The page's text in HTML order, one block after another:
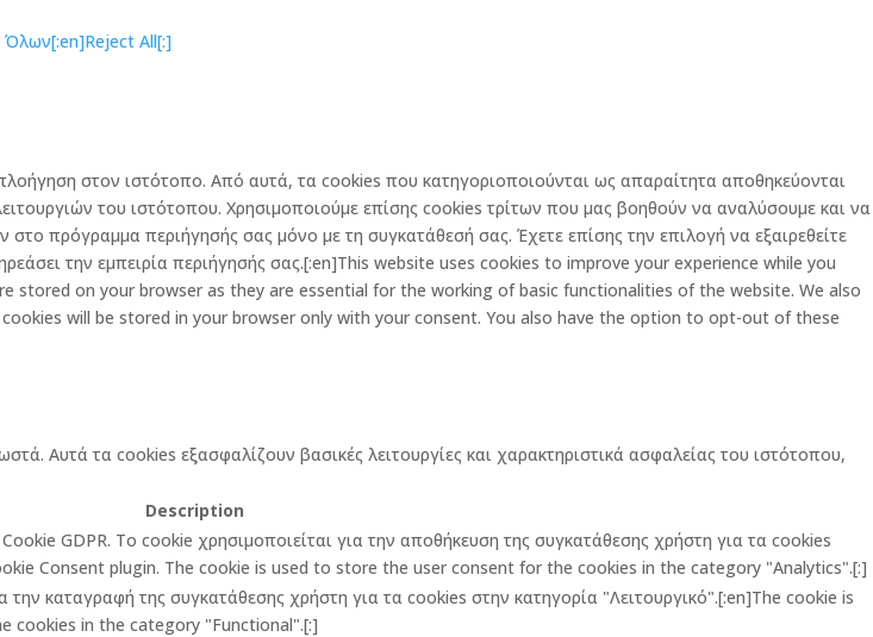
All[:]
στον ιστότοπο. Από αυτά, τα cookies που κατηγοριοποιούνται ως απαραίτητα αποθηκεύονται
του ιστότοπου. Χρησιμοποιούμε επίσης cookies τρίτων που μας βοηθούν να αναλύσουμε και να
πρόγραμμα περιήγησής σας μόνο με τη συγκατάθεσή σας. Έχετε επίσης την επιλογή να εξαιρεθείτε
την εμπειρία περιήγησής σας.[:en]This website uses cookies to improve your experience while you
on your browser as they are essential for the working of basic functionalities of the website. We also
will be stored in your browser only with your consent. You also have the option to opt-out of these
Αυτά τα cookies εξασφαλίζουν βασικές λειτουργίες και χαρακτηριστικά ασφαλείας του ιστότοπου,
Description
GDPR. Το cookie χρησιμοποιείται για την αποθήκευση της συγκατάθεσης χρήστη για τα cookies
Consent plugin. The cookie is used to store the user consent for the cookies in the category "Analytics".[:]
καταγραφή της συγκατάθεσης χρήστη για τα cookies στην κατηγορία "Λειτουργικό".[:en]The cookie is
cookies in the category "Functional".[:]